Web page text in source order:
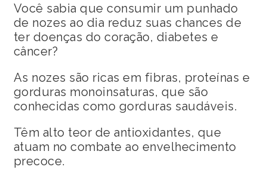
Você sabia que consumir um punhado
de nozes ao dia reduz suas chances de
ter doenças do coração, diabetes e
câncer?
As nozes são ricas em fibras, proteínas e
gorduras monoinsaturas, que são
conhecidas como gorduras saudáveis.
Têm alto teor de antioxidantes, que
atuam no combate ao envelhecimento
precoce.